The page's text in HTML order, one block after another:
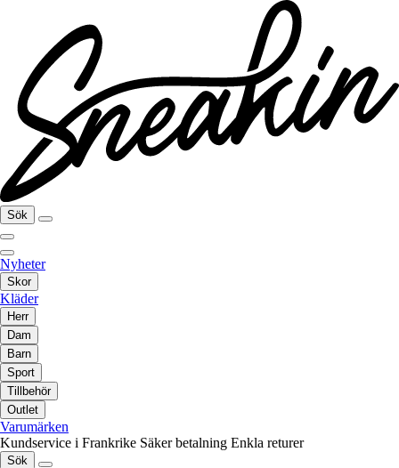
Sök
Nyheter
Skor
Kläder
Herr
Dam
Barn
Sport
Tillbehör
Outlet
Varumärken
Kundservice i Frankrike Säker betalning Enkla returer
Sök